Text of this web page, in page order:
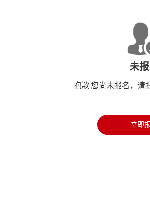
未
抱歉 您尚未报名，请
立即